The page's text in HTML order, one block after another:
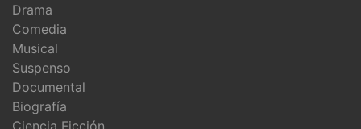
Drama
Comedia
Musical
Suspenso
Documental
Biografía
Ciencia Ficción